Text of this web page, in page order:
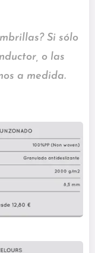
Si sólo
o las
a medida.